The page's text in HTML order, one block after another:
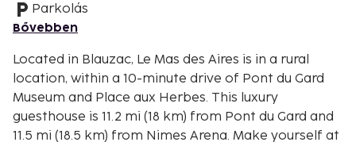
Parkolás
Bővebben
Located in Blauzac, Le Mas des Aires is in a rural
location, within a 10-minute drive of Pont du Gard
Museum and Place aux Herbes. This luxury
guesthouse is 11.2 mi (18 km) from Pont du Gard and
11.5 mi (18.5 km) from Nimes Arena. Make yourself at